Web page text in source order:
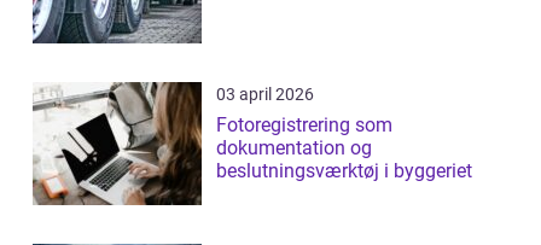
03 april 2026
Fotoregistrering som
dokumentation og
beslutningsværktøj i byggeriet